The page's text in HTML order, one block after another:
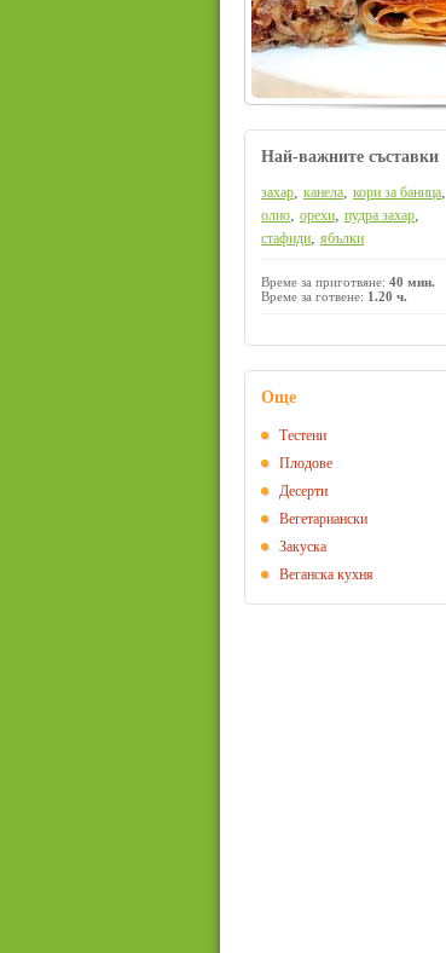
Най-важните съставки
захар, канела, кори за баница,
олио, орехи, пудра захар,
стафиди, ябълки
Време за приготвяне: 40 мин.
Време за готвене: 1.20 ч.
Още
Тестени
Плодове
Десерти
Вегeтариански
Закуска
Веганска кухня